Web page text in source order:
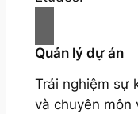
Quản lý dự án
Trải nghiệm sự
và chuyên môn